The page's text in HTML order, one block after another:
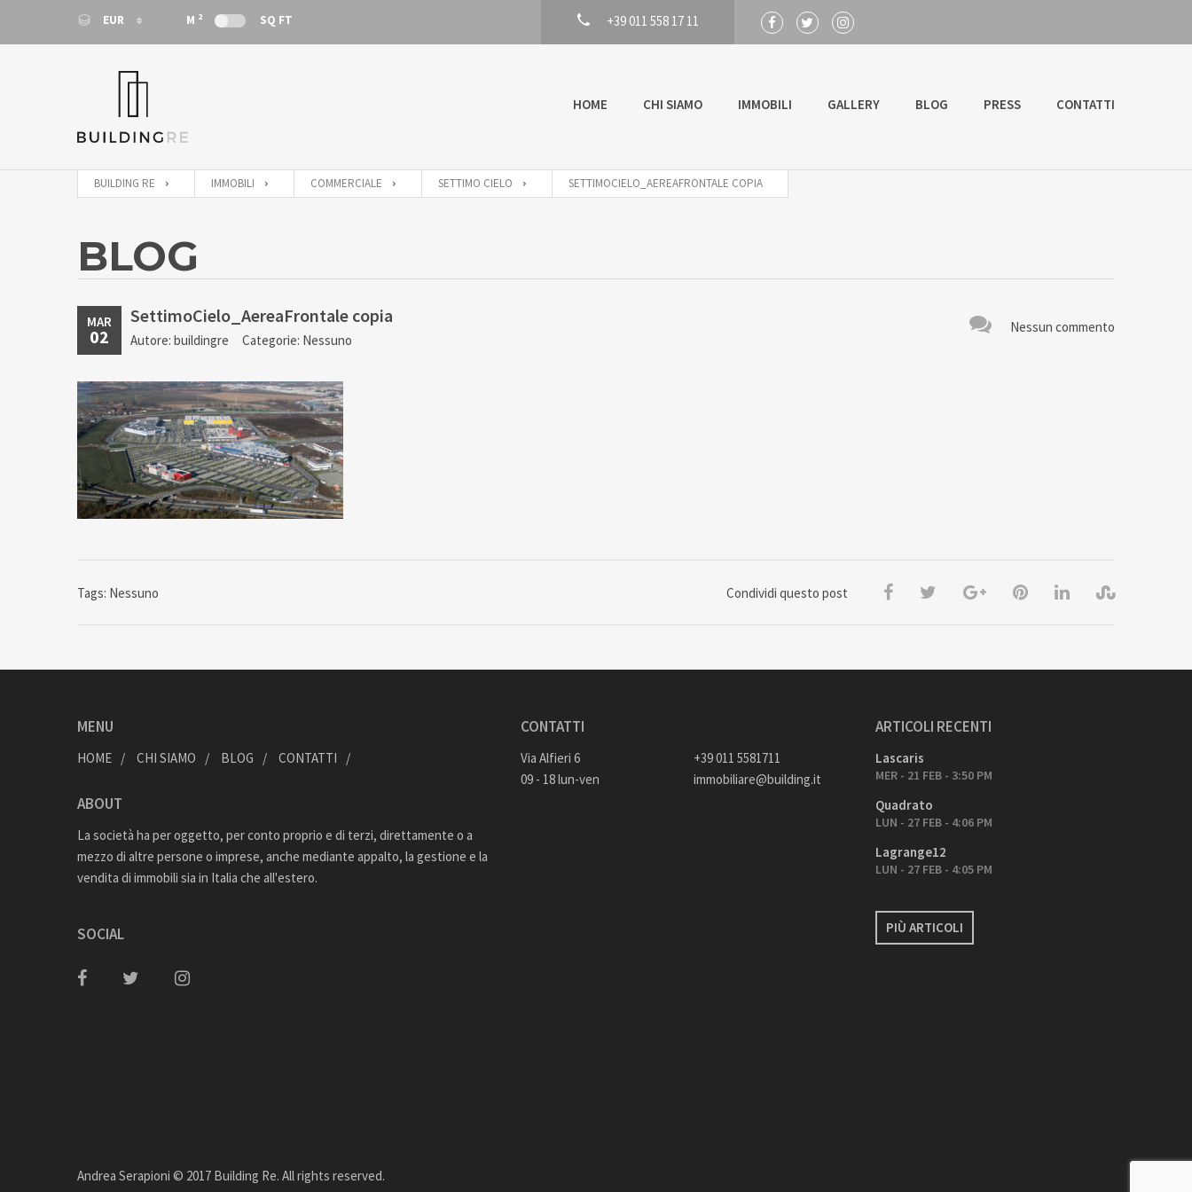
EUR
EUR
EUR
M 2 SQ FT +39 011 558 17 11
HOME CHI SIAMO IMMOBILI GALLERY BLOG PRESS CONTATTI
BUILDING RE IMMOBILI COMMERCIALE SETTIMO CIELO SETTIMOCIELO_AEREAFRONTALE COPIA
BLOG
MAR
02 Nessun commento
SettimoCielo_AereaFrontale copia
Autore: buildingre Categorie: Nessuno
Condividi questo post
Tags: Nessuno
MENU
HOME CHI SIAMO BLOG CONTATTI
ABOUT
La società ha per oggetto, per conto proprio e di terzi, direttamente o a
mezzo di altre persone o imprese, anche mediante appalto, la gestione e la
vendita di immobili sia in Italia che all'estero.
SOCIAL
CONTATTI
Via Alfieri 6
09 - 18 lun-ven
+39 011 5581711
immobiliare@building.it
ARTICOLI RECENTI
Lascaris
MER - 21 FEB - 3:50 PM
Quadrato
LUN - 27 FEB - 4:06 PM
Lagrange12
LUN - 27 FEB - 4:05 PM
PIÙ ARTICOLI
Andrea Serapioni © 2017 Building Re. All rights reserved.